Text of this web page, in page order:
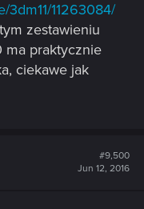
11263084/
zestawieniu
ma praktycznie
ciekawe jak
#9,500
Jun 12, 2016